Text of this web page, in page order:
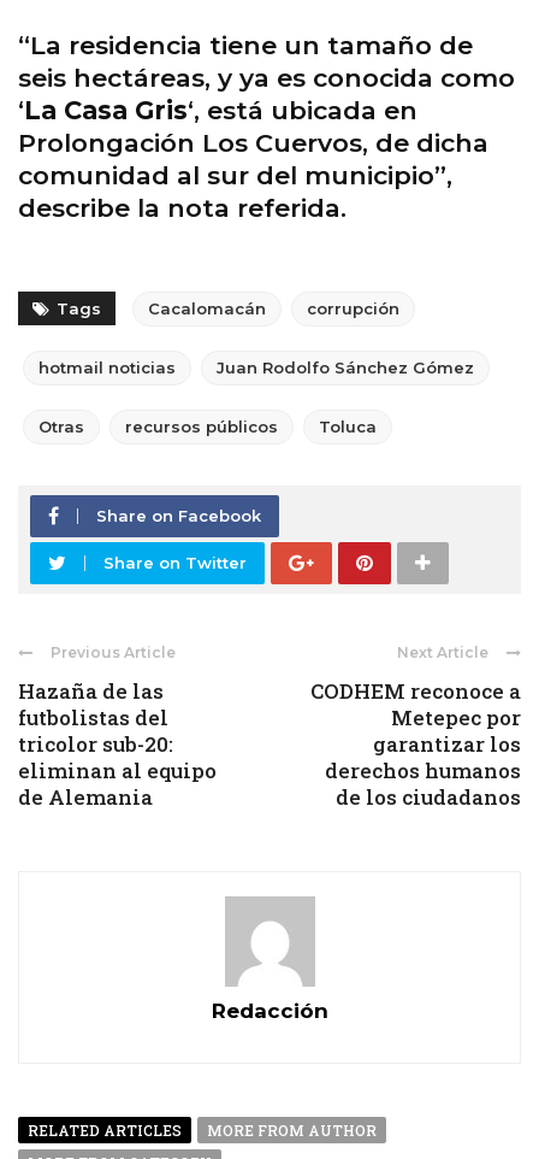
“La residencia tiene un tamaño de
seis hectáreas, y ya es conocida como
‘La Casa Gris‘, está ubicada en
Prolongación Los Cuervos, de dicha
comunidad al sur del municipio”,
describe la nota referida.
Tags Cacalomacán corrupción
hotmail noticias Juan Rodolfo Sánchez Gómez
Otras recursos públicos Toluca
Share on Facebook
Share on Twitter
Previous Article
Hazaña de las
futbolistas del
tricolor sub-20:
eliminan al equipo
de Alemania
Next Article
CODHEM reconoce a
Metepec por
garantizar los
derechos humanos
de los ciudadanos
Redacción
RELATED ARTICLES
MORE FROM AUTHOR